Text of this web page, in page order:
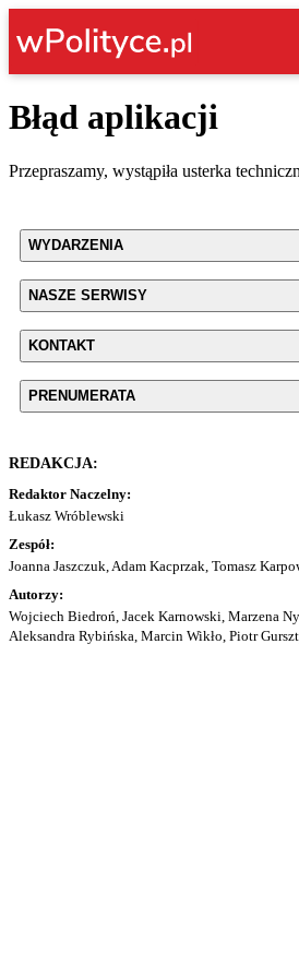
Błąd aplikacji
Przepraszamy, wystąpiła usterka
WYDARZENIA
NASZE SERWISY
KONTAKT
PRENUMERATA
REDAKCJA:
Redaktor Naczelny:
Łukasz Wróblewski
Zespół:
Joanna Jaszczuk, Adam Kacprzak, Tomasz
Autorzy:
Wojciech Biedroń, Jacek Karnowski, Marzena
Aleksandra Rybińska, Marcin Wikło, Piotr